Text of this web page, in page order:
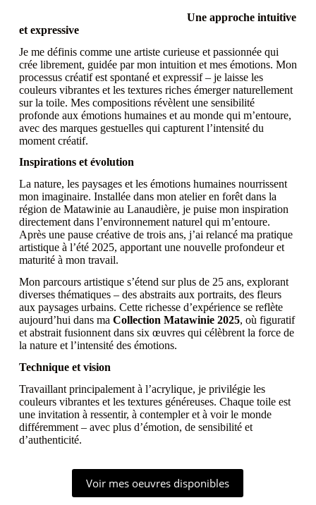
Une approche intuitive
et expressive
Je me définis comme une artiste curieuse et passionnée qui
crée librement, guidée par mon intuition et mes émotions. Mon
processus créatif est spontané et expressif – je laisse les
couleurs vibrantes et les textures riches émerger naturellement
sur la toile. Mes compositions révèlent une sensibilité
profonde aux émotions humaines et au monde qui m’entoure,
avec des marques gestuelles qui capturent l’intensité du
moment créatif.
Inspirations et évolution
La nature, les paysages et les émotions humaines nourrissent
mon imaginaire. Installée dans mon atelier en forêt dans la
région de Matawinie au Lanaudière, je puise mon inspiration
directement dans l’environnement naturel qui m’entoure.
Après une pause créative de trois ans, j’ai relancé ma pratique
artistique à l’été 2025, apportant une nouvelle profondeur et
maturité à mon travail.
Mon parcours artistique s’étend sur plus de 25 ans, explorant
diverses thématiques – des abstraits aux portraits, des fleurs
aux paysages urbains. Cette richesse d’expérience se reflète
aujourd’hui dans ma Collection Matawinie 2025, où figuratif
et abstrait fusionnent dans six œuvres qui célèbrent la force de
la nature et l’intensité des émotions.
Technique et vision
Travaillant principalement à l’acrylique, je privilégie les
couleurs vibrantes et les textures généreuses. Chaque toile est
une invitation à ressentir, à contempler et à voir le monde
différemment – avec plus d’émotion, de sensibilité et
d’authenticité.
Voir mes oeuvres disponibles